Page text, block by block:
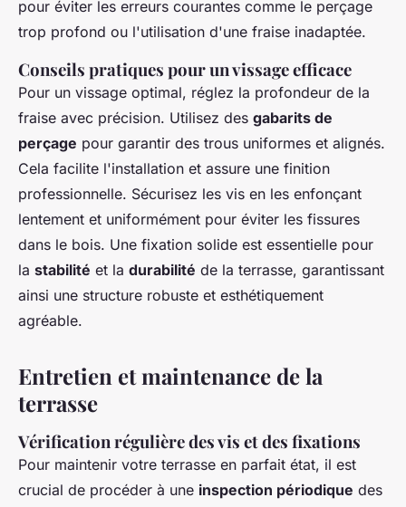
pour éviter les erreurs courantes comme le perçage
trop profond ou l'utilisation d'une fraise inadaptée.
Conseils pratiques pour un vissage efficace
Pour un vissage optimal, réglez la profondeur de la
fraise avec précision. Utilisez des gabarits de
perçage pour garantir des trous uniformes et alignés.
Cela facilite l'installation et assure une finition
professionnelle. Sécurisez les vis en les enfonçant
lentement et uniformément pour éviter les fissures
dans le bois. Une fixation solide est essentielle pour
la stabilité et la durabilité de la terrasse, garantissant
ainsi une structure robuste et esthétiquement
agréable.
Entretien et maintenance de la
terrasse
Vérification régulière des vis et des fixations
Pour maintenir votre terrasse en parfait état, il est
crucial de procéder à une inspection périodique des